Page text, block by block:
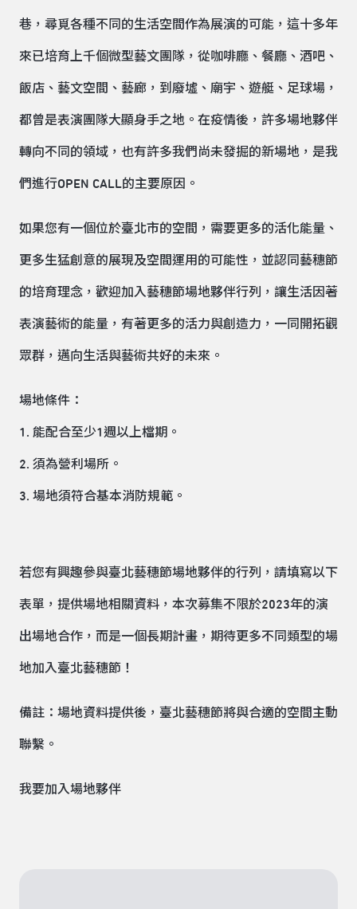
巷，尋覓各種不同的生活空間作為展演的可能，這十多年
來已培育上千個微型藝文團隊，從咖啡廳、餐廳、酒吧、
飯店、藝文空間、藝廊，到廢墟、廟宇、遊艇、足球場，
都曾是表演團隊大顯身手之地。在疫情後，許多場地夥伴
轉向不同的領域，也有許多我們尚未發掘的新場地，是我
們進行OPEN CALL的主要原因。
如果您有一個位於臺北市的空間，需要更多的活化能量、
更多生猛創意的展現及空間運用的可能性，並認同藝穗節
的培育理念，歡迎加入藝穗節場地夥伴行列，讓生活因著
表演藝術的能量，有著更多的活力與創造力，一同開拓觀
眾群，邁向生活與藝術共好的未來。
場地條件：
1. 能配合至少1週以上檔期。
2. 須為營利場所。
3. 場地須符合基本消防規範。
若您有興趣參與臺北藝穗節場地夥伴的行列，請填寫以下
表單，提供場地相關資料，本次募集不限於2023年的演
出場地合作，而是一個長期計畫，期待更多不同類型的場
地加入臺北藝穗節！
備註：場地資料提供後，臺北藝穗節將與合適的空間主動
聯繫。
我要加入場地夥伴